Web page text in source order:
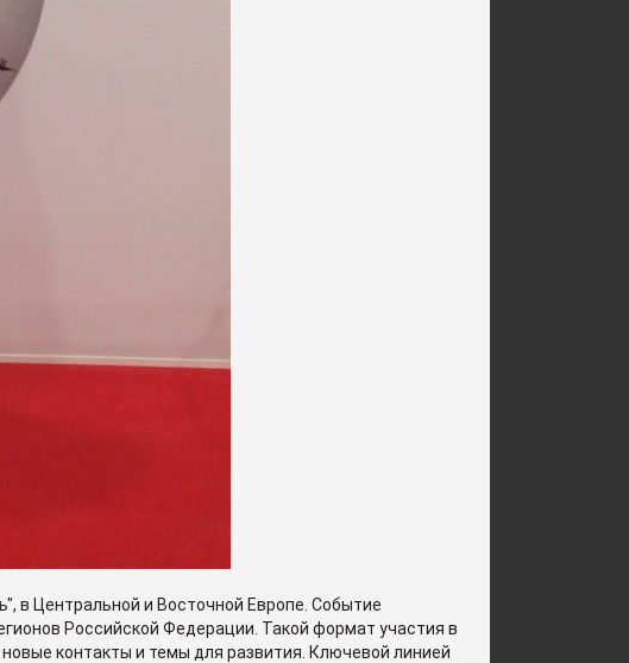
в Центральной и Восточной Европе. Событие
Российской Федерации. Такой формат участия в
контакты и темы для развития. Ключевой линией